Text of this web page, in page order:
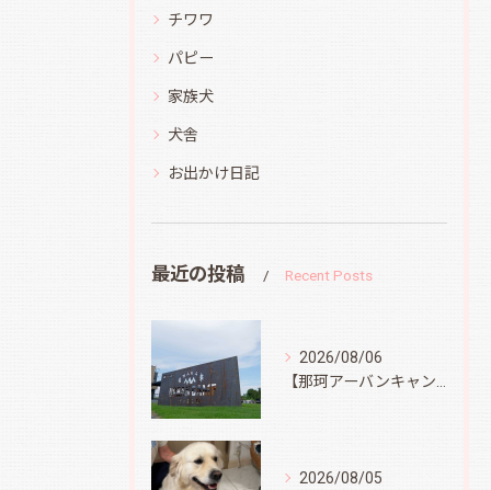
チワワ
パピー
家族犬
犬舎
お出かけ日記
最近の投稿 Recent Posts
2026/08/06
2026/08/05